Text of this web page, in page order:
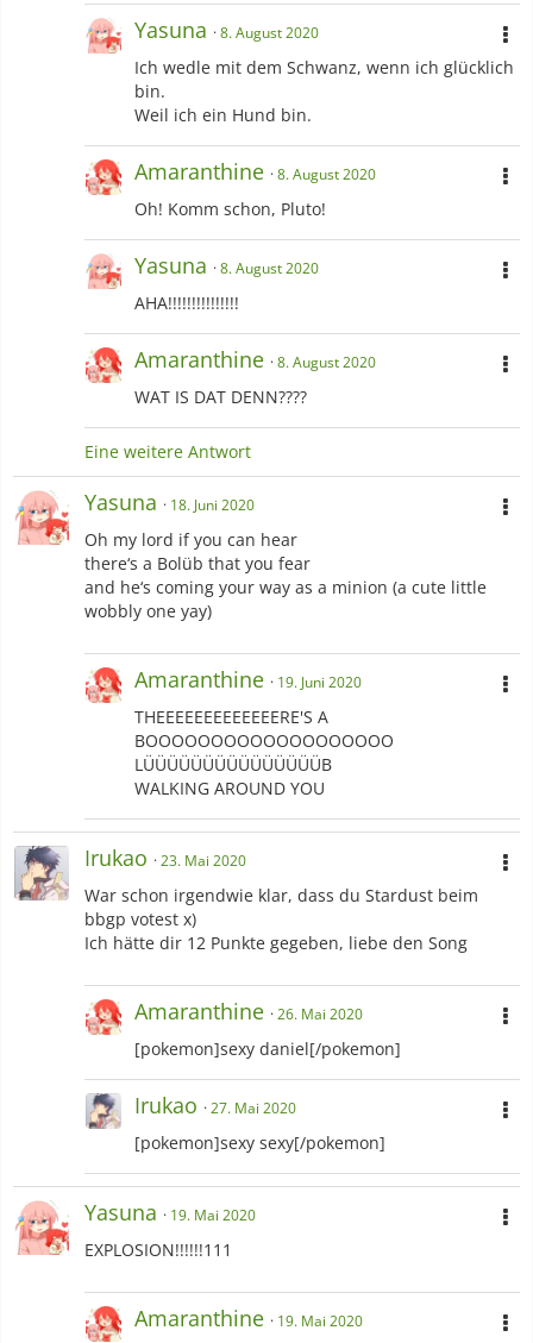
Yasuna 8. August 2020
Ich wedle mit dem Schwanz, wenn ich glücklich
bin.
Weil ich ein Hund bin.
Amaranthine 8. August 2020
Oh! Komm schon, Pluto!
Yasuna 8. August 2020
AHA!!!!!!!!!!!!!!!
Amaranthine 8. August 2020
WAT IS DAT DENN????
Eine weitere Antwort
Yasuna 18. Juni 2020
Oh my lord if you can hear
there‘s a Bolüb that you fear
and he‘s coming your way as a minion (a cute little
wobbly one yay)
Amaranthine 19. Juni 2020
THEEEEEEEEEEEEERE'S A
BOOOOOOOOOOOOOOOOOOO
LÜÜÜÜÜÜÜÜÜÜÜÜÜÜÜB
WALKING AROUND YOU
Irukao 23. Mai 2020
War schon irgendwie klar, dass du Stardust beim
bbgp votest x)
Ich hätte dir 12 Punkte gegeben, liebe den Song
Amaranthine 26. Mai 2020
[pokemon]sexy daniel[/pokemon]
Irukao 27. Mai 2020
[pokemon]sexy sexy[/pokemon]
Yasuna 19. Mai 2020
EXPLOSION!!!!!!111
Amaranthine 19. Mai 2020